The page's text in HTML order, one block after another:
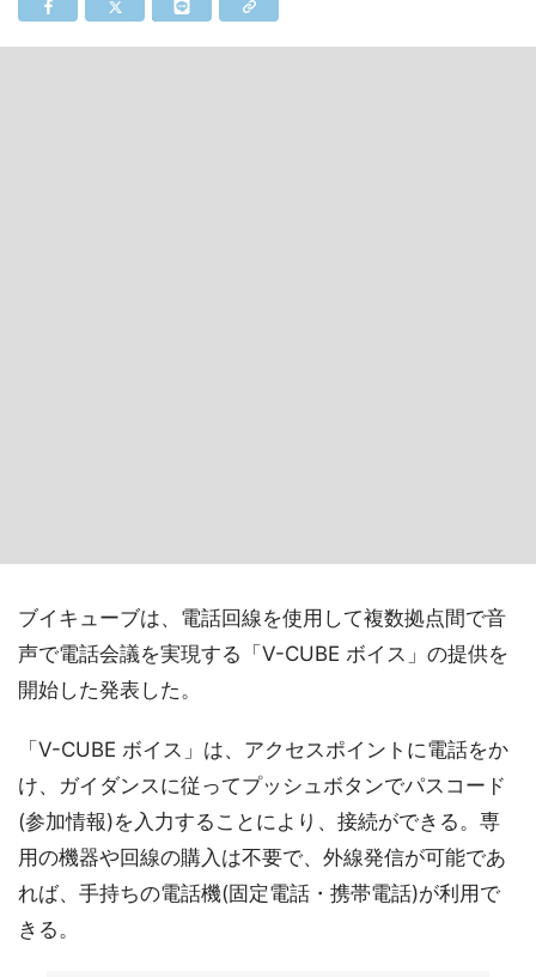
ブイキューブは、電話回線を使用して複数拠点間で音
声で電話会議を実現する「V-CUBE ボイス」の提供を
開始した発表した。
「V-CUBE ボイス」は、アクセスポイントに電話をか
け、ガイダンスに従ってプッシュボタンでパスコード
(参加情報)を入力することにより、接続ができる。専
用の機器や回線の購入は不要で、外線発信が可能であ
れば、手持ちの電話機(固定電話・携帯電話)が利用で
きる。